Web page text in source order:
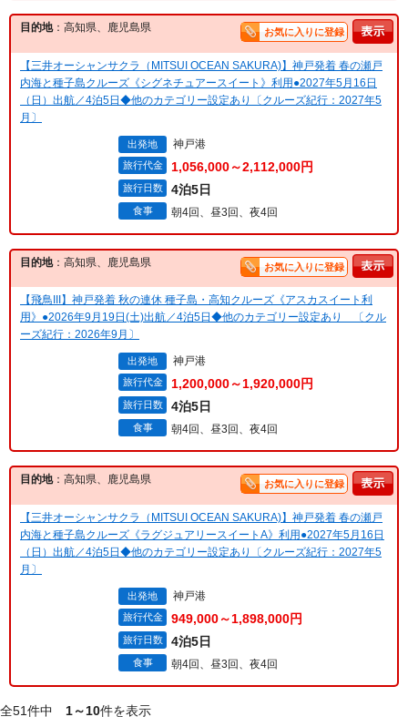
目的地：高知県、鹿児島県 お気に入りに登録
【三井オーシャンサクラ（MITSUI OCEAN SAKURA)】神戸発着 春の瀬戸
内海と種子島クルーズ《シグネチュアースイート》利用●2027年5月16日
（日）出航／4泊5日◆他のカテゴリー設定あり〔クルーズ紀行：2027年5
月〕
出発地 神戸港
旅行代金 1,056,000～2,112,000円
旅行日数 4泊5日
食事 朝4回、昼3回、夜4回
目的地：高知県、鹿児島県 お気に入りに登録
【飛鳥III】神戸発着 秋の連休 種子島・高知クルーズ《アスカスイート利
用》●2026年9月19日(土)出航／4泊5日◆他のカテゴリー設定あり 〔クル
ーズ紀行：2026年9月〕
出発地 神戸港
旅行代金 1,200,000～1,920,000円
旅行日数 4泊5日
食事 朝4回、昼3回、夜4回
目的地：高知県、鹿児島県 お気に入りに登録
【三井オーシャンサクラ（MITSUI OCEAN SAKURA)】神戸発着 春の瀬戸
内海と種子島クルーズ《ラグジュアリースイートA》利用●2027年5月16日
（日）出航／4泊5日◆他のカテゴリー設定あり〔クルーズ紀行：2027年5
月〕
出発地 神戸港
旅行代金 949,000～1,898,000円
旅行日数 4泊5日
食事 朝4回、昼3回、夜4回
全51件中 1～10件を表示